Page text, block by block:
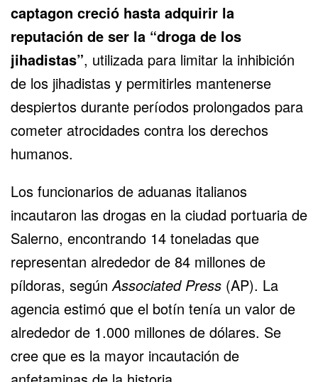
captagon creció hasta adquirir la
reputación de ser la “droga de los
jihadistas”, utilizada para limitar la inhibición
de los jihadistas y permitirles mantenerse
despiertos durante períodos prolongados para
cometer atrocidades contra los derechos
humanos.
Los funcionarios de aduanas italianos
incautaron las drogas en la ciudad portuaria de
Salerno, encontrando 14 toneladas que
representan alrededor de 84 millones de
píldoras, según Associated Press (AP). La
agencia estimó que el botín tenía un valor de
alrededor de 1.000 millones de dólares. Se
cree que es la mayor incautación de